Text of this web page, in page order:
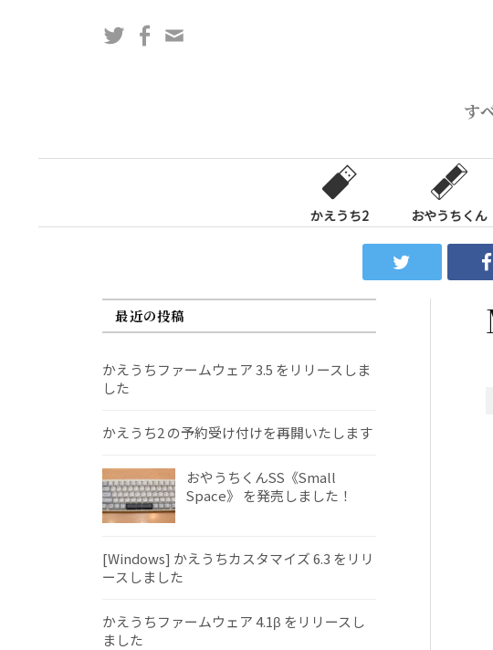
ス
す
TwitterFacebook
かえうち2 おやうちくん
最近の投稿
かえうちファームウェア 3.5 をリリースしま
した
かえうち2 の予約受け付けを再開いたします
おやうちくんSS《Small
Space》 を発売しました！
[Windows] かえうちカスタマイズ 6.3 をリリ
ースしました
かえうちファームウェア 4.1β をリリースし
ました